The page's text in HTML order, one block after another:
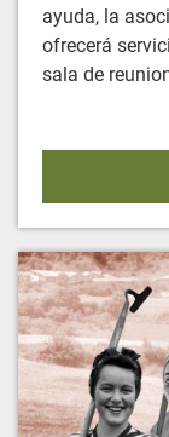
ayuda, la
ofrecerá
sala de